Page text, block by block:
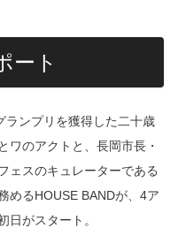
ート
ランプリを獲得した二十歳
ワのアクトと、長岡市長・
ェスのキュレーターである
めるHOUSE BANDが、4ア
日がスタート。